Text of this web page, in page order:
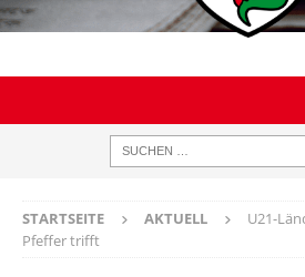
STARTSEITE AKTUELL
U21-
Pfeffer trifft